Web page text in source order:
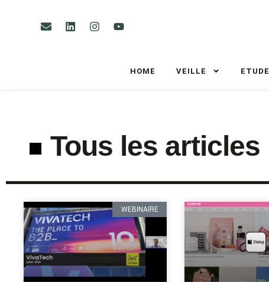
HOME VEILLE ETUDE
Tous les articles
WEBINAIRE